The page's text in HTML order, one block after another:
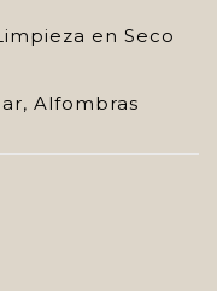
en Seco
, Alfombras